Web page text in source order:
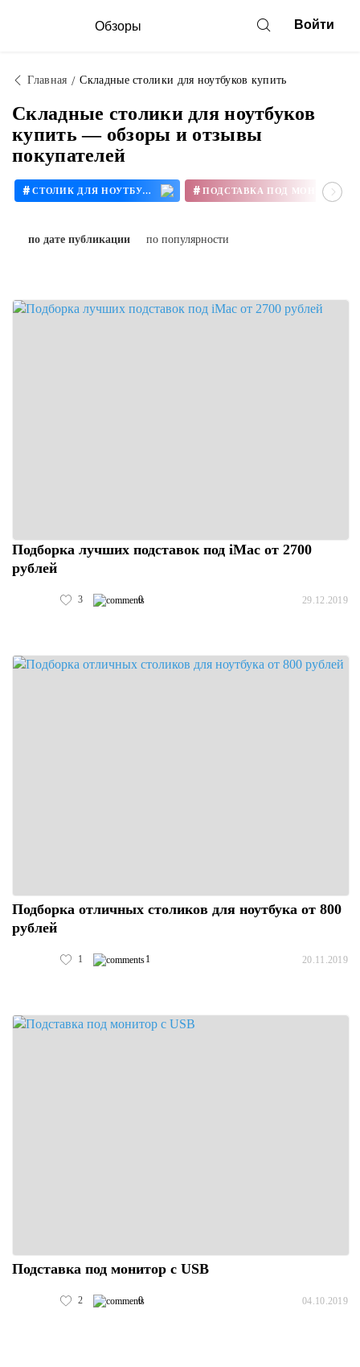
Обзоры Войти
Главная Складные столики для ноутбуков купить
Складные столики для ноутбуков
купить — обзоры и отзывы
покупателей
# СТОЛИК ДЛЯ НОУТБУКА # ПОДСТАВКА ПОД МОНИТОР
по дате публикации по популярности
Подборка лучших подставок под iMac от 2700
рублей
3 0 29.12.2019
Подборка отличных столиков для ноутбука от 800
рублей
1 1 20.11.2019
Подставка под монитор с USB
2 0 04.10.2019